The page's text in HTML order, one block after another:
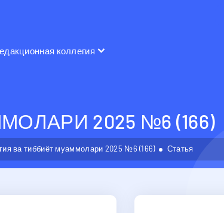
коллегия
2025 №6 (166)
ва тиббиёт муаммолари 2025 №6 (166) Статья